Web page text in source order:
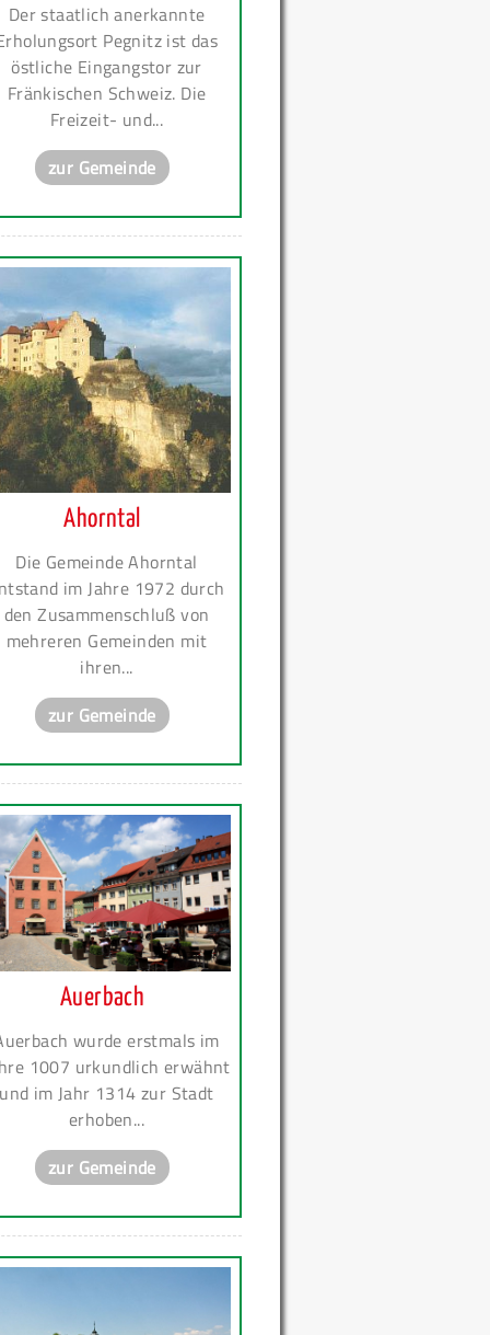
Der staatlich anerkannte
Pegnitz ist das
östliche Eingangstor zur
Fränkischen Schweiz. Die
Freizeit- und...
zur Gemeinde
Ahorntal
Die Gemeinde Ahorntal
im Jahre 1972 durch
den Zusammenschluß von
mehreren Gemeinden mit
ihren...
zur Gemeinde
Auerbach
wurde erstmals im
1007 urkundlich erwähnt
und im Jahr 1314 zur Stadt
erhoben...
zur Gemeinde